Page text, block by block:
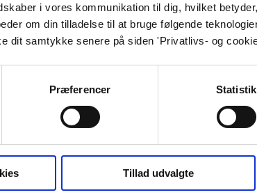
i vores kommunikation til dig, hvilket
om din tilladelse til at bruge følgende
dit samtykke senere på siden 'Privatlivs- og
Præferencer Statistik
Tillad udvalgte